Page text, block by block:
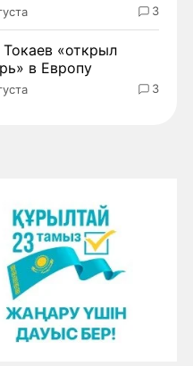
3
Токаев «открыл
в Европу
3